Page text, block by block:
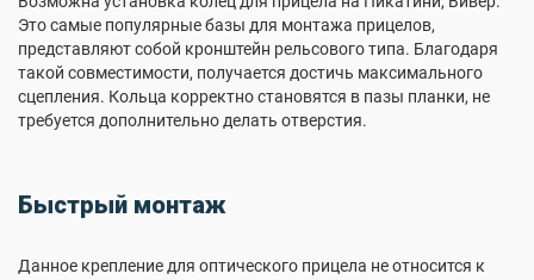
Это самые популярные базы для монтажа прицелов,
представляют собой кронштейн рельсового типа. Благодаря
такой совместимости, получается достичь максимального
сцепления. Кольца корректно становятся в пазы планки, не
требуется дополнительно делать отверстия.
Быстрый монтаж
Данное крепление для оптического прицела не относится к